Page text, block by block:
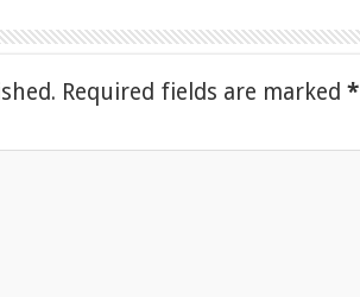
Required fields are marked *